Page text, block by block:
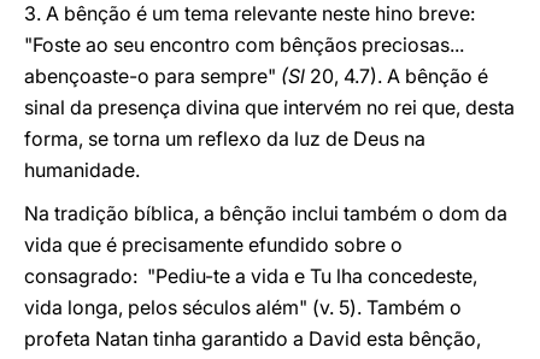
3. A bênção é um tema relevante neste hino breve:
"Foste ao seu encontro com bênçãos preciosas...
abençoaste-o para sempre" (Sl 20, 4.7). A bênção é
sinal da presença divina que intervém no rei que, desta
forma, se torna um reflexo da luz de Deus na
humanidade.
Na tradição bíblica, a bênção inclui também o dom da
vida que é precisamente efundido sobre o
consagrado: "Pediu-te a vida e Tu lha concedeste,
vida longa, pelos séculos além" (v. 5). Também o
profeta Natan tinha garantido a David esta bênção,